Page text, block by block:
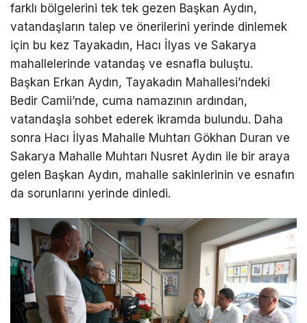
farklı bölgelerini tek tek gezen Başkan Aydın,
vatandaşların talep ve önerilerini yerinde dinlemek
için bu kez Tayakadın, Hacı İlyas ve Sakarya
mahallelerinde vatandaş ve esnafla buluştu.
Başkan Erkan Aydın, Tayakadın Mahallesi’ndeki
Bedir Camii’nde, cuma namazının ardından,
vatandaşla sohbet ederek ikramda bulundu. Daha
sonra Hacı İlyas Mahalle Muhtarı Gökhan Duran ve
Sakarya Mahalle Muhtarı Nusret Aydın ile bir araya
gelen Başkan Aydın, mahalle sakinlerinin ve esnafın
da sorunlarını yerinde dinledi.